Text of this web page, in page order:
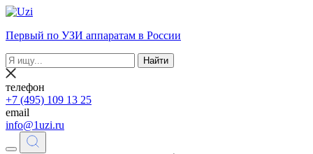
Первый по УЗИ аппаратам в России
Найти
телефон
+7 (495) 109 13 25
email
info@1uzi.ru